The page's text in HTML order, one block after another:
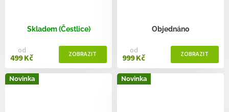
Skladem (Čestlice)
od
499 Kč
Objednáno
od
999 Kč
Novinka Novinka